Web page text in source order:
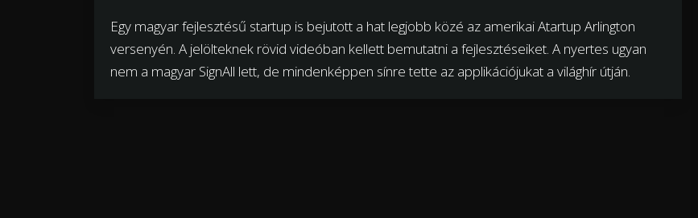
Egy magyar fejlesztésű startup is bejutott a hat legjobb közé az amerikai Atartup Arlington
versenyén. A jelölteknek rövid videóban kellett bemutatni a fejlesztéseiket. A nyertes ugyan
nem a magyar SignAll lett, de mindenképpen sínre tette az applikációjukat a világhír útján.